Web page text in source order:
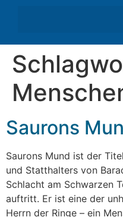
Saurons
Saurons Mund ist der
und Statthalters von
Schlacht am Schwarzen
auftritt. Er ist eine der
Herrn der Ringe – ein